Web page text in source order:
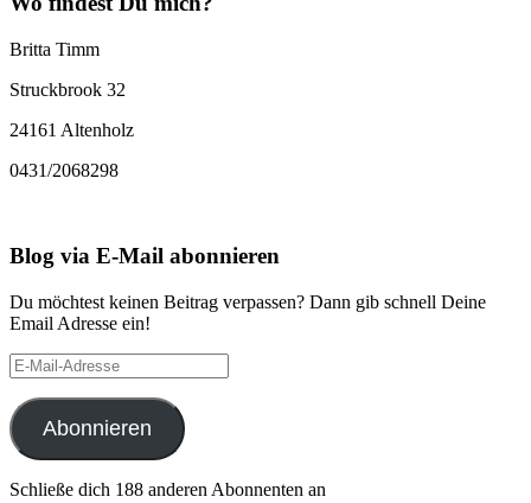
Britta Timm
Struckbrook 32
24161 Altenholz
0431/2068298
Blog via E-Mail abonnieren
Du möchtest keinen Beitrag verpassen? Dann gib schnell Deine
Email Adresse ein!
E-
Mail-
Adresse
Abonnieren
Schließe dich 188 anderen Abonnenten an